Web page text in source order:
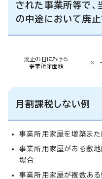
された事業所等で
の中途において廃
月割課税しない例
事業所用家屋を増築ま
事業所用家屋がある敷
場合
事業所用家屋が複数あ